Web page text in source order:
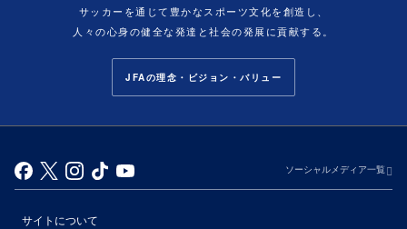
サッカーを通じて豊かなスポーツ文化を創造し、
人々の心身の健全な発達と社会の発展に貢献する。
JFAの理念・ビジョン・バリュー
ソーシャルメディア一覧
サイトについて